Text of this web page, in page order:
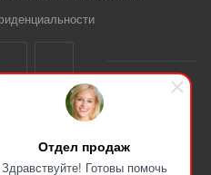
Отдел продаж
Здравствуйте! Готовы помочь
Металл"
Dieztech
— Веб-Центр